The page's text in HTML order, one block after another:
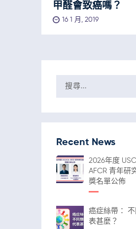
甲醛會致癌嗎？
16 1 月, 2019
Recent News
2026年度
AFCR 青年研
獎名單公佈
癌症絲帶：
表甚麼？